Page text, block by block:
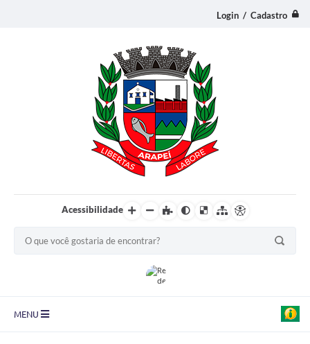
Login / Cadastro
Acessibilidade
MENU